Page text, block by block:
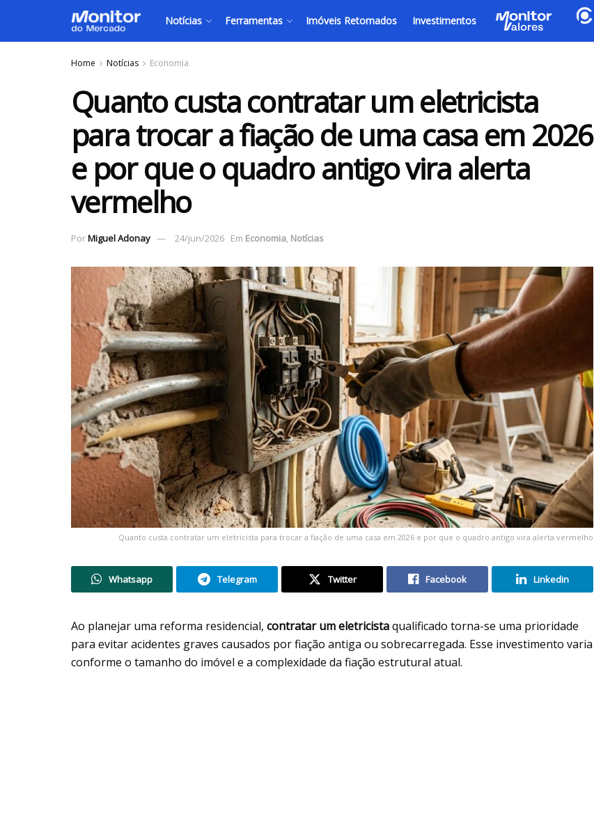
Notícias Ferramentas Imóveis Retomados Investimentos
Home Notícias Economia
Quanto custa contratar um eletricista
para trocar a fiação de uma casa em 2026
e por que o quadro antigo vira alerta
vermelho
PorMiguel Adonay 24/jun/2026 Em Economia, Notícias
Quanto custa contratar um eletricista para trocar a fiação de uma casa em 2026 e por que o quadro antigo vira alerta vermelho
Whatsapp Telegram Twitter Facebook Linkedin
Ao planejar uma reforma residencial, contratar um eletricistaqualificado torna-se uma prioridade
para evitar acidentes graves causados por fiação antiga ou sobrecarregada. Esse investimento varia
conforme o tamanho do imóvel e a complexidade da fiação estrutural atual.